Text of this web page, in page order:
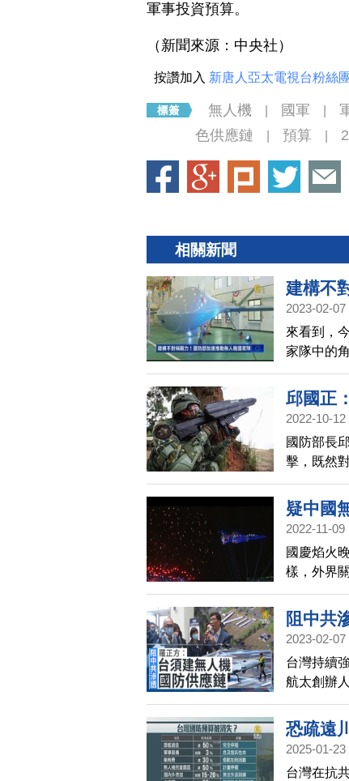
軍事投資預算。
（新聞來源：中央社）
按讚加入 新唐人亞太電視台粉絲團
無人機 國軍
色供應鏈
預算
相關新聞
建構不
2023-02-07
來看到，
家隊中的
無人機的
無人機研
邱國正
2022-10-
國防部長
擊，既然
是開戰。
疑中國
2022-11-09
國慶焰火
樣，外界
無人機、
零件。
阻中共
2023-02-
台灣持續
航太創辦
色供應鏈
內，建立
恐疏遠
2025-01-
台灣在抗